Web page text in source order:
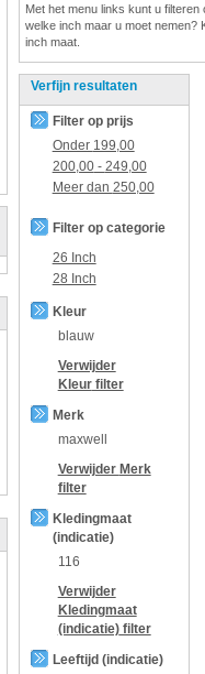
Met het menu links kunt u
welke inch maar u moet nemen?
inch maat.
Verfijn resultaten
Filter op prijs
Onder 199,00
200,00- 249,00
Meer dan 250,00
Filter op categorie
26 Inch
28 Inch
Kleur
blauw
Verwijder
Kleurfilter
Merk
maxwell
Verwijder Merk
filter
Kledingmaat
(indicatie)
116
Verwijder
Kledingmaat
(indicatie)filter
Leeftijd (indicatie)